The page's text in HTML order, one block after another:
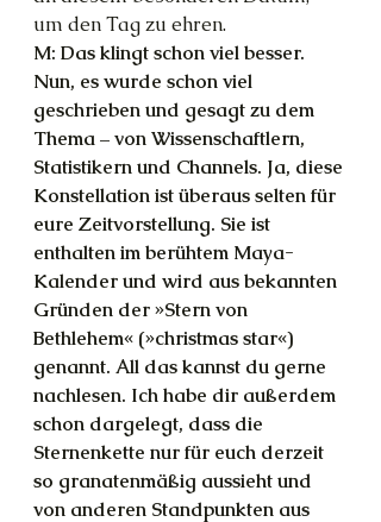
um den Tag zu ehren.
M: Das klingt schon viel besser.
Nun, es wurde schon viel
geschrieben und gesagt zu dem
Thema – von Wissenschaftlern,
Statistikern und Channels. Ja, diese
Konstellation ist überaus selten für
eure Zeitvorstellung. Sie ist
enthalten im berühtem Maya-
Kalender und wird aus bekannten
Gründen der »Stern von
Bethlehem« (»christmas star«)
genannt. All das kannst du gerne
nachlesen. Ich habe dir außerdem
schon dargelegt, dass die
Sternenkette nur für euch derzeit
so granatenmäßig aussieht und
von anderen Standpunkten aus